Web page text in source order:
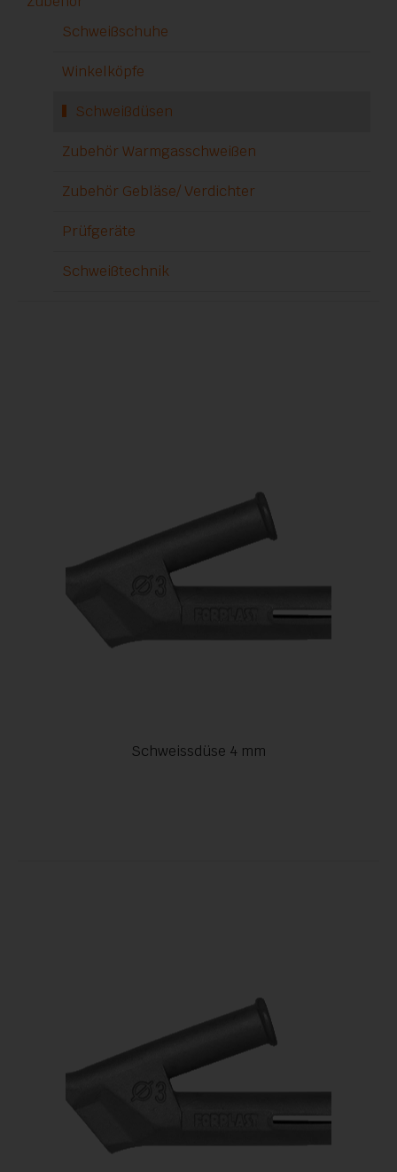
Schweißschuhe
Winkelköpfe
Schweißdüsen
Zubehör Warmgasschweißen
Zubehör Gebläse/ Verdichter
Prüfgeräte
Schweißtechnik
Schweissdüse 4 mm